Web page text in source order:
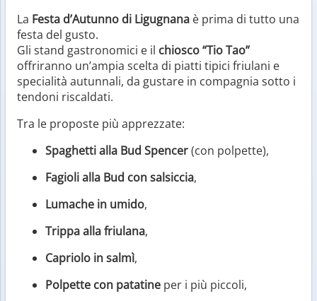
La Festa d’Autunno di Ligugnana è prima di tutto una
festa del gusto.
Gli stand gastronomici e il chiosco “Tio Tao”
offriranno un’ampia scelta di piatti tipici friulani e
specialità autunnali, da gustare in compagnia sotto i
tendoni riscaldati.
Tra le proposte più apprezzate:
Spaghetti alla Bud Spencer(con polpette),
Fagioli alla Bud con salsiccia,
Lumache in umido,
Trippa alla friulana,
Capriolo in salmì,
Polpette con patatine per i più piccoli,